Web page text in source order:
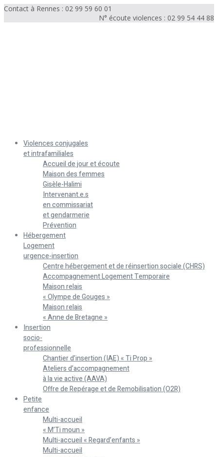
Contact à Rennes : 02 99 59 60 01
N° écoute violences : 02 99 54 44 88
Violences conjugales
et intrafamiliales
Accueil de jour et écoute
Maison des femmes
Gisèle-Halimi
Intervenant.e.s
en commissariat
et gendarmerie
Prévention
Hébergement
Logement
urgence-insertion
Centre hébergement et de réinsertion sociale (CHRS)
Accompagnement Logement Temporaire
Maison relais
« Olympe de Gouges »
Maison relais
« Anne de Bretagne »
Insertion
socio-
professionnelle
Chantier d’insertion (IAE) « Ti Prop »
Ateliers d’accompagnement
à la vie active (AAVA)
Offre de Repérage et de Remobilisation (O2R)
Petite
enfance
Multi-accueil
« M’Ti moun »
Multi-accueil « Regard’enfants »
Multi-accueil